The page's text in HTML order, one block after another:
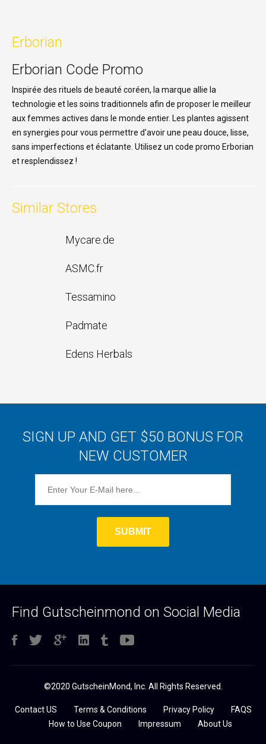
Erborian
Erborian Code Promo
Inspirée des rituels de beauté coréen, la marque allie la
technologie et les soins traditionnels afin de proposer le meilleur
aux femmes actives dans le monde entier. Les plantes agissent
en synergies pour vous permettre d'avoir une peau douce, lisse,
sans imperfections et éclatante. Utilisez un code promo Erborian
et resplendissez !
Similar Stores
Mycare.de
ASMC.fr
Tessamino
Padmate
Edens Herbals
SIGN UP AND GET $50 BONUS FOR
NEW CUSTOMER
Find Gutscheinmond on Social Media
©2020 GutscheinMond, Inc. All Rights Reserved.
Contact US Terms & Conditions Privacy Policy
FAQS
How to Use Coupon
Impressum About Us